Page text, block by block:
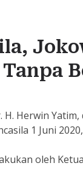
H. Herwin
1 Juni
oleh